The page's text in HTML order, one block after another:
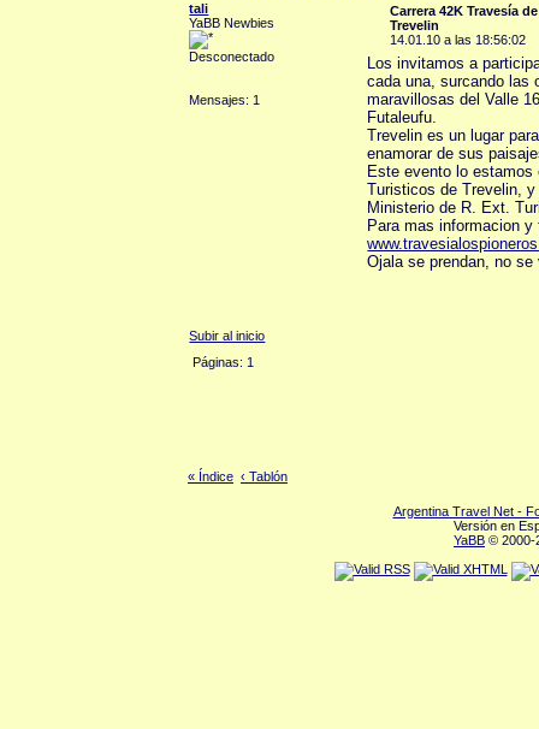
tali
YaBB Newbies
Desconectado
Mensajes: 1
Carrera 42K Travesía
Trevelin
14.01.10 a las 18:56:02
Los invitamos a
cada una, surcando las
maravillosas del Valle
Futaleufu.
Trevelin es un lugar
enamorar de sus
Este evento lo estamos
Turisticos de Trevelin,
Ministerio de R. Ext.
Para mas informacion
Ojala se prendan, no se
Subir al inicio
Páginas: 1
« Índice ‹ Tablón
Argentina Travel Net -
Versión en
YaBB © 2000-